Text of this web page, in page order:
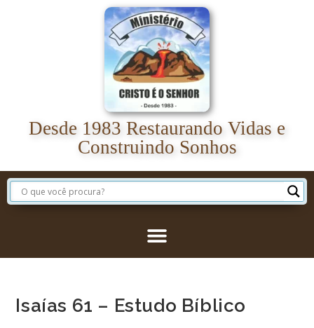
Desde 1983 Restaurando Vidas e
Construindo Sonhos
Isaías 61 – Estudo Bíblico